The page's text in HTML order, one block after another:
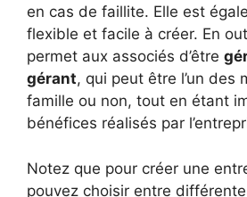
en cas de faillite. Elle est
flexible et facile à créer. En
permet aux associés d’être
gérant, qui peut être l’un des
famille ou non, tout en étant
bénéfices réalisés par
Notez que pour créer une
pouvez choisir entre